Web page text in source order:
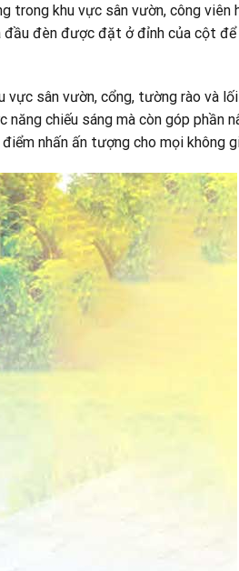
trong khu vực sân vườn, công viên
đèn được đặt ở đỉnh của cột để
sân vườn, cổng, tường rào và
chiếu sáng mà còn góp phần
nhấn ấn tượng cho mọi không